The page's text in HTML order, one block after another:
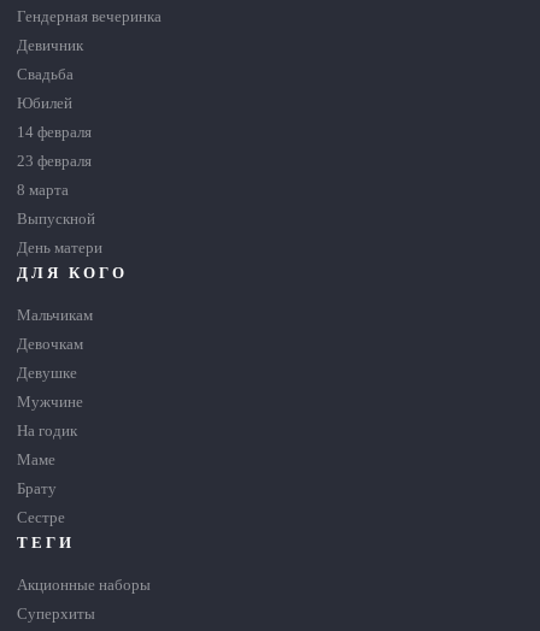
Гендерная вечеринка
Девичник
Свадьба
Юбилей
14 февраля
23 февраля
8 марта
Выпускной
День матери
ДЛЯ КОГО
Мальчикам
Девочкам
Девушке
Мужчине
На годик
Маме
Брату
Сестре
ТЕГИ
Акционные наборы
Суперхиты